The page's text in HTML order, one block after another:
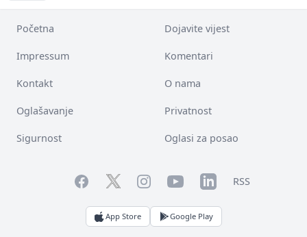
Početna Dojavite vijest
Impressum Komentari
Kontakt O nama
Oglašavanje Privatnost
Sigurnost Oglasi za posao
FacebookTwitterInstagramYouTubeLinkedInRSS
App Store Google Play